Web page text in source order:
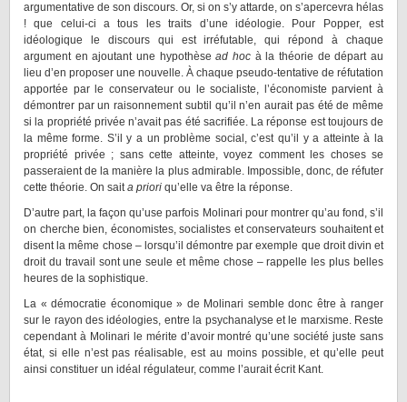
argumentative de son discours. Or, si on s’y attarde, on s’apercevra hélas
! que celui-ci a tous les traits d’une idéologie. Pour Popper, est
idéologique le discours qui est irréfutable, qui répond à chaque
argument en ajoutant une hypothèsead hoc à la théorie de départ au
lieu d’en proposer une nouvelle. À chaque pseudo-tentative de réfutation
apportée par le conservateur ou le socialiste, l’économiste parvient à
démontrer par un raisonnement subtil qu’il n’en aurait pas été de même
si la propriété privée n’avait pas été sacrifiée. La réponse est toujours de
la même forme. S’il y a un problème social, c’est qu’il y a atteinte à la
propriété privée ; sans cette atteinte, voyez comment les choses se
passeraient de la manière la plus admirable. Impossible, donc, de réfuter
cette théorie. On saita priori qu’elle va être la réponse.
D’autre part, la façon qu’use parfois Molinari pour montrer qu’au fond, s’il
on cherche bien, économistes, socialistes et conservateurs souhaitent et
disent la même chose – lorsqu’il démontre par exemple que droit divin et
droit du travail sont une seule et même chose – rappelle les plus belles
heures de la sophistique.
La « démocratie économique » de Molinari semble donc être à ranger
sur le rayon des idéologies, entre la psychanalyse et le marxisme. Reste
cependant à Molinari le mérite d’avoir montré qu’une société juste sans
état, si elle n’est pas réalisable, est au moins possible, et qu’elle peut
ainsi constituer un idéal régulateur, comme l’aurait écrit Kant.